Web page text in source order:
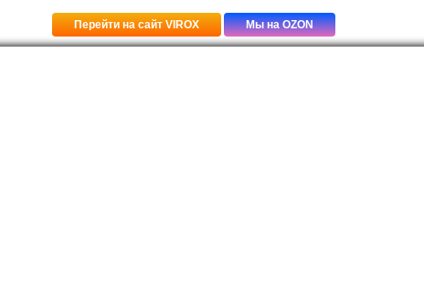
Перейти на сайт VIROX Мы на OZON